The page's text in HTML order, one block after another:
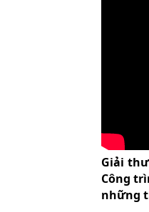
Giải
Công
những